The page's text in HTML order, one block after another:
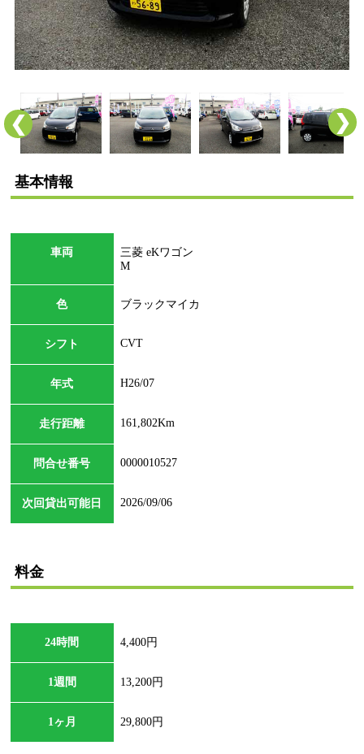
❮ ❯
基本情報
車両
三菱 eKワゴン
M
色 ブラックマイカ
シフト CVT
年式 H26/07
走行距離 161,802Km
問合せ番号 0000010527
次回貸出可能日 2026/09/06
料金
24時間 4,400円
1週間 13,200円
1ヶ月 29,800円